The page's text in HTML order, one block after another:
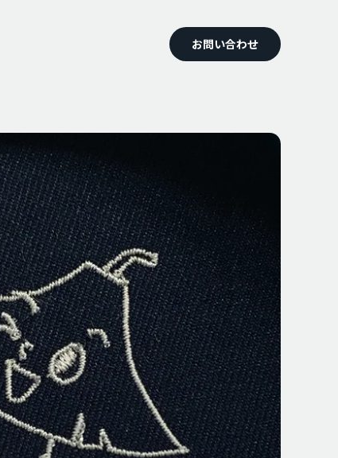
お問い合わせ